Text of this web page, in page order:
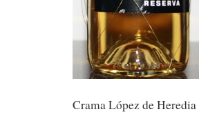
Crama López de